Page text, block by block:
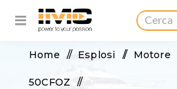
Home / Esplosi / Motore
50CFOZ /